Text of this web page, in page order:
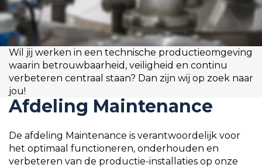
Wil jij werken in een technische productieomgeving
waarin betrouwbaarheid, veiligheid en continu
verbeteren centraal staan? Dan zijn wij op zoek naar
jou!
Afdeling Maintenance
De afdeling Maintenance is verantwoordelijk voor
het optimaal functioneren, onderhouden en
verbeteren van de productie-installaties op onze